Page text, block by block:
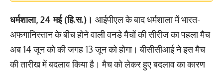
धर्मशाला, 24 मई (हि.स.)। आईपीएल के बाद धर्मशाला में भारत-
अफगानिस्तान के बीच होने वाली वनडे मैचों की सीरीज का पहला मैच
अब 14 जून को की जगह 13 जून को होगा। बीसीसीआई ने इस मैच
की तारीख में बदलाव किया है। मैच को लेकर हुए बदलाव का कारण